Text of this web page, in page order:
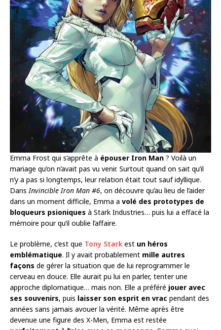
Emma Frost qui s’apprête à épouser Iron Man ? Voilà un
mariage qu’on n’avait pas vu venir. Surtout quand on sait qu’il
n’y a pas si longtemps, leur relation était tout sauf idyllique.
Dans Invincible Iron Man #6, on découvre qu’au lieu de l’aider
dans un moment difficile, Emma a volé des prototypes de
bloqueurs psioniques à Stark Industries… puis lui a effacé la
mémoire pour qu’il oublie l’affaire.
Le problème, c’est que Tony Stark est un héros
emblématique. Il y avait probablement mille autres
façons de gérer la situation que de lui reprogrammer le
cerveau en douce. Elle aurait pu lui en parler, tenter une
approche diplomatique… mais non. Elle a préféré jouer avec
ses souvenirs, puis laisser son esprit en vrac pendant des
années sans jamais avouer la vérité. Même après être
devenue une figure des X-Men, Emma est restée